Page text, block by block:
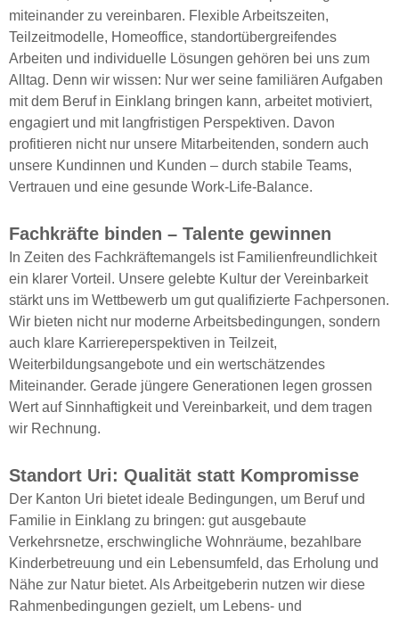
miteinander zu vereinbaren. Flexible Arbeitszeiten,
Teilzeitmodelle, Homeoffice, standortübergreifendes
Arbeiten und individuelle Lösungen gehören bei uns zum
Alltag. Denn wir wissen: Nur wer seine familiären Aufgaben
mit dem Beruf in Einklang bringen kann, arbeitet motiviert,
engagiert und mit langfristigen Perspektiven. Davon
profitieren nicht nur unsere Mitarbeitenden, sondern auch
unsere Kundinnen und Kunden – durch stabile Teams,
Vertrauen und eine gesunde Work-Life-Balance.
Fachkräfte binden – Talente gewinnen
In Zeiten des Fachkräftemangels ist Familienfreundlichkeit
ein klarer Vorteil. Unsere gelebte Kultur der Vereinbarkeit
stärkt uns im Wettbewerb um gut qualifizierte Fachpersonen.
Wir bieten nicht nur moderne Arbeitsbedingungen, sondern
auch klare Karriereperspektiven in Teilzeit,
Weiterbildungsangebote und ein wertschätzendes
Miteinander. Gerade jüngere Generationen legen grossen
Wert auf Sinnhaftigkeit und Vereinbarkeit, und dem tragen
wir Rechnung.
Standort Uri: Qualität statt Kompromisse
Der Kanton Uri bietet ideale Bedingungen, um Beruf und
Familie in Einklang zu bringen: gut ausgebaute
Verkehrsnetze, erschwingliche Wohnräume, bezahlbare
Kinderbetreuung und ein Lebensumfeld, das Erholung und
Nähe zur Natur bietet. Als Arbeitgeberin nutzen wir diese
Rahmenbedingungen gezielt, um Lebens- und